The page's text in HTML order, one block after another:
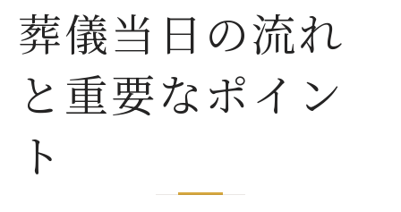
葬儀当日の流れ
と重要なポイン
ト